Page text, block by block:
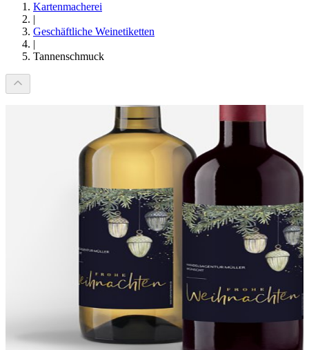
Kartenmacherei
|
Geschäftliche Weinetiketten
|
Tannenschmuck